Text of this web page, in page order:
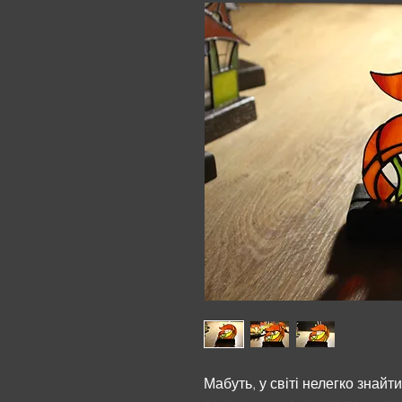
Мабуть, у світі нелегко